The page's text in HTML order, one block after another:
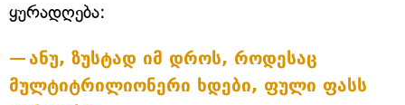
ყურადღება:
ანუ, ზუსტად იმ დროს, როდესაც
მულტიტრილიონერი ხდები, ფული ფასს